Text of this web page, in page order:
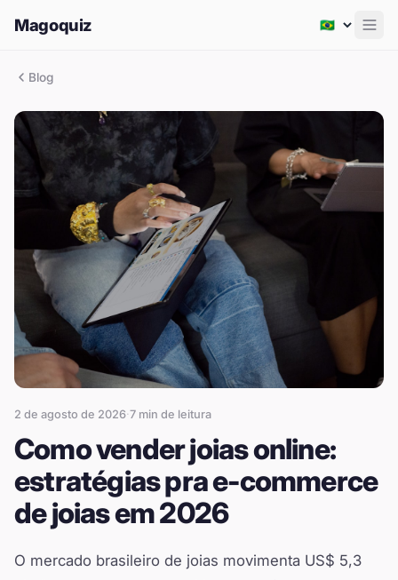
Magoquiz
Blog
2 de agosto de 2026·7 min de leitura
Como vender joias online:
estratégias pra e-commerce
de joias em 2026
O mercado brasileiro de joias movimenta US$ 5,3